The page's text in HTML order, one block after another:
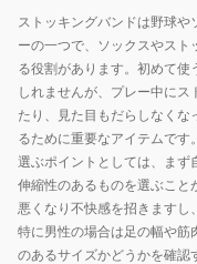
BOX190J-
5300
ストッキングバンドは野球や
ーの一つで、ソックスやスト
る役割があります。初めて使
しれませんが、プレー中に
たり、見た目もだらしなく
るために重要なアイテムです。
選ぶポイントとしては、まず
伸縮性のあるものを選ぶこと
悪くなり不快感を招きますし
特に男性の場合は足の幅や筋
のあるサイズかどうかを確認